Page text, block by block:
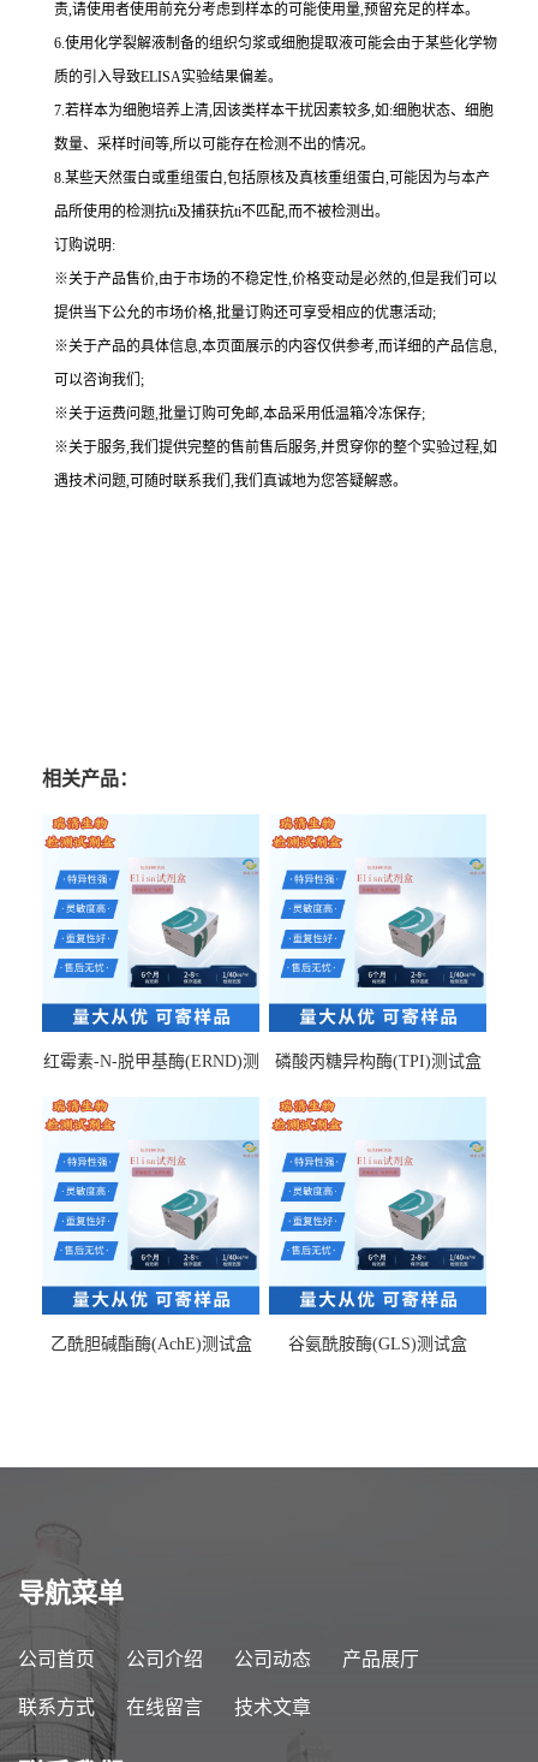
责,请使用者使用前充分考虑到样本的可能使用量,预留充足的样本。
6.使用化学裂解液制备的组织匀浆或细胞提取液可能会由于某些化学物
质的引入导致ELISA实验结果偏差。
7.若样本为细胞培养上清,因该类样本干扰因素较多,如:细胞状态、细胞
数量、采样时间等,所以可能存在检测不出的情况。
8.某些天然蛋白或重组蛋白,包括原核及真核重组蛋白,可能因为与本产
品所使用的检测抗ti及捕获抗ti不匹配,而不被检测出。
订购说明:
※关于产品售价,由于市场的不稳定性,价格变动是必然的,但是我们可以
提供当下公允的市场价格,批量订购还可享受相应的优惠活动;
※关于产品的具体信息,本页面展示的内容仅供参考,而详细的产品信息,
可以咨询我们;
※关于运费问题,批量订购可免邮,本品采用低温箱冷冻保存;
※关于服务,我们提供完整的售前售后服务,并贯穿你的整个实验过程,如
遇技术问题,可随时联系我们,我们真诚地为您答疑解惑。
相关产品：
红霉素-N-脱甲基酶(ERND)测
磷酸丙糖异构酶(TPI)测试盒
乙酰胆碱酯酶(AchE)测试盒 谷氨酰胺酶(GLS)测试盒
导航菜单
公司首页 公司介绍 公司动态 产品展厅
联系方式 在线留言 技术文章